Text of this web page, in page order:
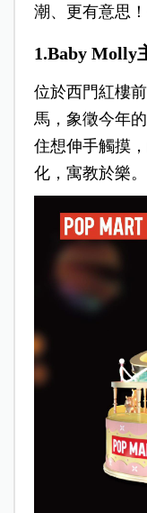
潮、更有意思！
1.Baby Molly
位於西門紅樓
馬，象徵今年
住想伸手觸摸
化，寓教於樂。